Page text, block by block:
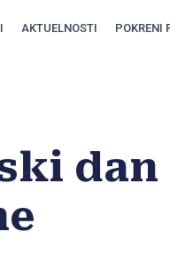
AKTUELNOSTI POKRENI